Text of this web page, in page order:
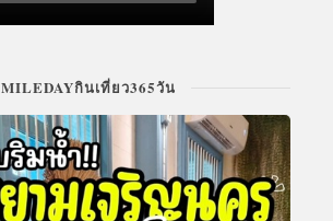
MILEDAYกินเที่ยว365วัน